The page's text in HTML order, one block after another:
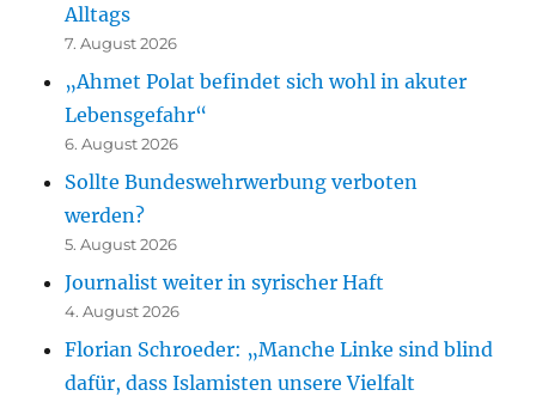
Alltags
7. August 2026
„Ahmet Polat befindet sich wohl in akuter
Lebensgefahr“
6. August 2026
Sollte Bundeswehrwerbung verboten
werden?
5. August 2026
Journalist weiter in syrischer Haft
4. August 2026
Florian Schroeder: „Manche Linke sind blind
dafür, dass Islamisten unsere Vielfalt